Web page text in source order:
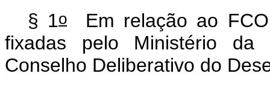
§ 1oEm relação ao FCO,
fixadas pelo Ministério da
Conselho Deliberativo do